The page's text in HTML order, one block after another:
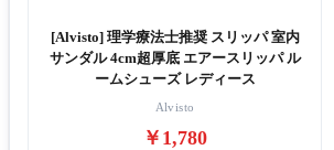
[Alvisto] 理学療法士推奨 スリッパ 室内
サンダル 4cm超厚底 エアースリッパ ル
ームシューズ レディース
Alvisto
￥1,780